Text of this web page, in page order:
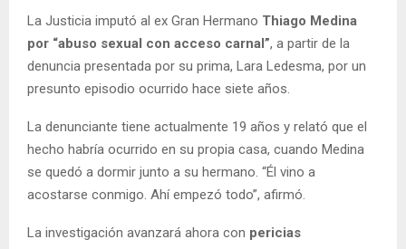
La Justicia imputó al ex Gran Hermano Thiago Medina
por “abuso sexual con acceso carnal”, a partir de la
denuncia presentada por su prima, Lara Ledesma, por un
presunto episodio ocurrido hace siete años.
La denunciante tiene actualmente 19 años y relató que el
hecho habría ocurrido en su propia casa, cuando Medina
se quedó a dormir junto a su hermano. “Él vino a
acostarse conmigo. Ahí empezó todo”, afirmó.
La investigación avanzará ahora con pericias